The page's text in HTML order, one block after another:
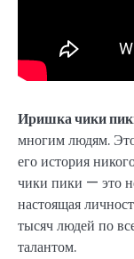
Иришка чики
многим людям.
его история
чики пики — это
настоящая
тысяч людей по
талантом.